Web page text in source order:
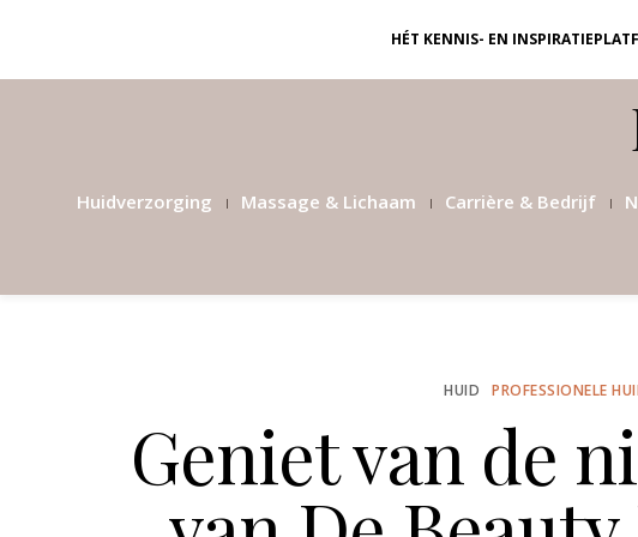
HÉT KENNIS- EN
Huidverzorging Massage & Lichaam Carrière & Bedrijf
HUID PROFESSIONELE
Geniet van de